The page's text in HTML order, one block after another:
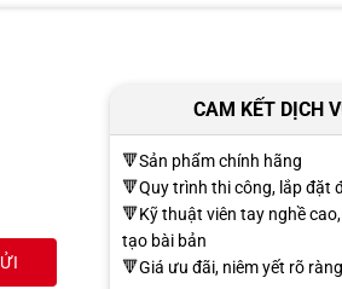
CAM KẾT DỊCH
🔻Sản phẩm chính hãng
🔻Quy trình thi công, lắp đặt
🔻Kỹ thuật viên tay nghề
tạo bài bản
🔻Giá ưu đãi, niêm yết rõ ràng